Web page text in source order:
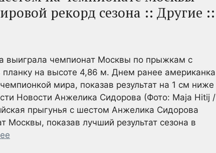
рекорд сезона :: Другие ::
выиграла чемпионат Москвы по прыжкам с
на высоте 4,86 м. Днем ранее американка
мира, показав результат на 1 см ниже
Новости Анжелика Сидорова (Фото: Maja Hitij /
прыгунья с шестом Анжелика Сидорова
Москвы, показав лучший результат сезона в